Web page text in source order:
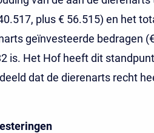
plus € 56.515) en het
geïnvesteerde bedragen
is. Het Hof heeft dit
dat de dierenarts recht